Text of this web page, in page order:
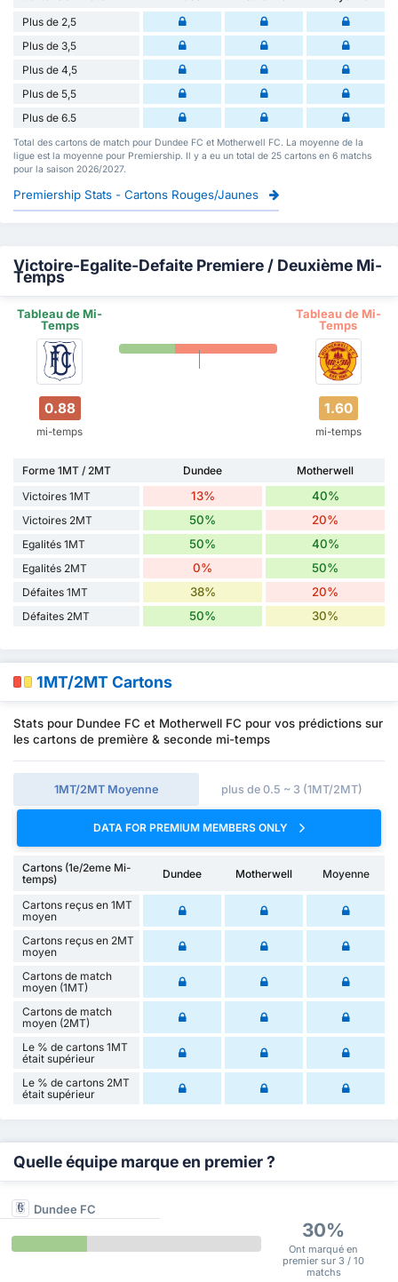
Plus de 2,5
Plus de 3,5
Plus de 4,5
Plus de 5,5
Plus de 6.5
Total des cartons de match pour Dundee FC et Motherwell FC. La moyenne de la
ligue est la moyenne pour Premiership. Il y a eu un total de 25 cartons en 6 matchs
pour la saison 2026/2027.
Premiership Stats - Cartons Rouges/Jaunes
Victoire-Egalite-Defaite Premiere / Deuxième Mi-
Temps
Tableau de Mi-
Temps
Tableau de Mi-
Temps
0.88
mi-temps
1.60
mi-temps
Forme 1MT / 2MT Dundee
Motherwell
Victoires 1MT
13% 40%
Victoires 2MT 50% 20%
Egalités 1MT 50% 40%
Egalités 2MT 0% 50%
Défaites 1MT 38% 20%
Défaites 2MT 50% 30%
1MT/2MT Cartons
Stats pour Dundee FC et Motherwell FC pour vos prédictions sur
les cartons de première & seconde mi-temps
1MT/2MT Moyenne plus de 0.5 ~ 3 (1MT/2MT)
DATA FOR PREMIUM MEMBERS ONLY
Cartons (1e/2eme Mi-
temps)
Dundee Motherwell Moyenne
Cartons reçus en 1MT
moyen
Cartons reçus en 2MT
moyen
Cartons de match
moyen (1MT)
Cartons de match
moyen (2MT)
Le % de cartons 1MT
était supérieur
Le % de cartons 2MT
était supérieur
Quelle équipe marque en premier ?
Dundee FC
30%
Ont marqué en
premier sur 3 / 10
matchs